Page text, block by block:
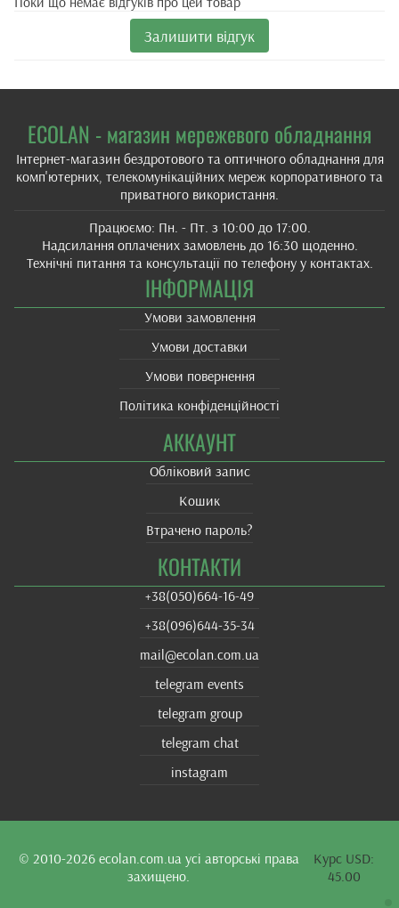
Залишити відгук
ECOLAN - магазин мережевого обладнання
Інтернет-магазин бездротового та оптичного обладнання для
комп'ютерних, телекомунікаційних мереж корпоративного та
приватного використання.
Працюємо: Пн. - Пт. з 10:00 до 17:00.
Надсилання оплачених замовлень до 16:30 щоденно.
Технічні питання та консультації по телефону у контактах.
ІНФОРМАЦІЯ
Умови замовлення
Умови доставки
Умови повернення
Політика конфіденційності
АККАУНТ
Обліковий запис
Кошик
Втрачено пароль?
КОНТАКТИ
+38(‎050)664-16-49
+38‎(096)644-35-34
mail@ecolan.com.ua
telegram events
telegram group
telegram chat
instagram
© 2010-2026 ecolan.com.uaусі авторські права
захищено.
Курс USD:
45.00